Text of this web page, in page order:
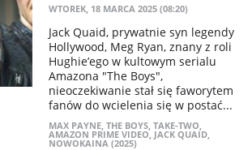
WTOREK, 18 MARCA 2025 (08:20)
Jack Quaid, prywatnie syn legendy
Hollywood, Meg Ryan, znany z roli
Hughie’ego w kultowym serialu
Amazona "The Boys",
nieoczekiwanie stał się faworytem
fanów do wcielenia się w postać...
MAX PAYNE, THE BOYS, TAKE-TWO,
AMAZON PRIME VIDEO, JACK QUAID,
NOWOKAINA (2025)